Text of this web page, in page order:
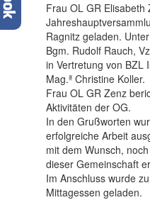
Frau OL GR Elisabeth
Ragnitz geladen.
Bgm. Rudolf Rauch,
in Vertretung von BZL
Mag.ª Christine Koller.
Frau OL GR Zenz
Aktivitäten der OG.
In den Grußworten
erfolgreiche Arbeit
mit dem Wunsch,
dieser Gemeinschaft
Im Anschluss wurde
Mittagessen geladen.